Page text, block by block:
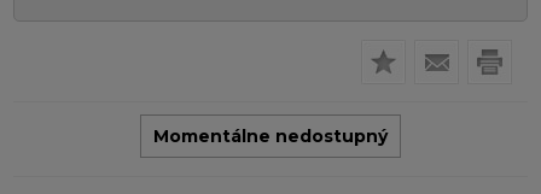
Momentálne nedostupný